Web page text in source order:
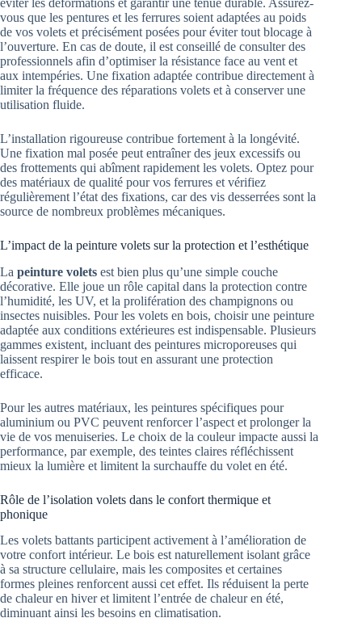
vous que les pentures et les ferrures soient adaptées au poids
de vos volets et précisément posées pour éviter tout blocage à
l’ouverture. En cas de doute, il est conseillé de consulter des
professionnels afin d’optimiser la résistance face au vent et
aux intempéries. Une fixation adaptée contribue directement à
limiter la fréquence des réparations volets et à conserver une
utilisation fluide.
L’installation rigoureuse contribue fortement à la longévité.
Une fixation mal posée peut entraîner des jeux excessifs ou
des frottements qui abîment rapidement les volets. Optez pour
des matériaux de qualité pour vos ferrures et vérifiez
régulièrement l’état des fixations, car des vis desserrées sont la
source de nombreux problèmes mécaniques.
L’impact de la peinture volets sur la protection et l’esthétique
La peinture volets est bien plus qu’une simple couche
décorative. Elle joue un rôle capital dans la protection contre
l’humidité, les UV, et la prolifération des champignons ou
insectes nuisibles. Pour les volets en bois, choisir une peinture
adaptée aux conditions extérieures est indispensable. Plusieurs
gammes existent, incluant des peintures microporeuses qui
laissent respirer le bois tout en assurant une protection
efficace.
Pour les autres matériaux, les peintures spécifiques pour
aluminium ou PVC peuvent renforcer l’aspect et prolonger la
vie de vos menuiseries. Le choix de la couleur impacte aussi la
performance, par exemple, des teintes claires réfléchissent
mieux la lumière et limitent la surchauffe du volet en été.
Rôle de l’isolation volets dans le confort thermique et
phonique
Les volets battants participent activement à l’amélioration de
votre confort intérieur. Le bois est naturellement isolant grâce
à sa structure cellulaire, mais les composites et certaines
formes pleines renforcent aussi cet effet. Ils réduisent la perte
de chaleur en hiver et limitent l’entrée de chaleur en été,
diminuant ainsi les besoins en climatisation.